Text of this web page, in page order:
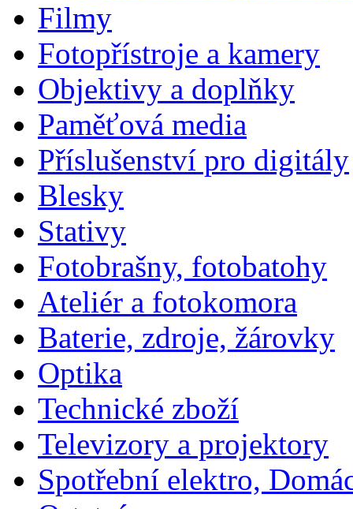
Filmy
Fotopřístroje a kamery
Objektivy a doplňky
Paměťová media
Příslušenství pro digitály
Blesky
Stativy
Fotobrašny, fotobatohy
Ateliér a fotokomora
Baterie, zdroje, žárovky
Optika
Technické zboží
Televizory a projektory
Spotřební elektro,